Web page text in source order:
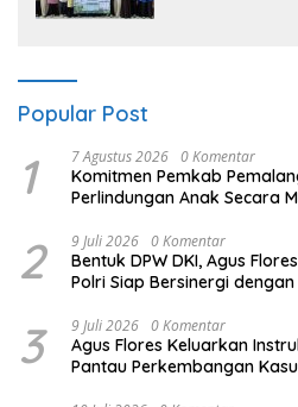
Popular Post
1 7 Agustus 2026 0 Komentar
Komitmen Pemkab
Perlindungan Anak Secara
2 9 Juli 2026 0 Komentar
Bentuk DPW DKI, Agus
Polri Siap Bersinergi
3 9 Juli 2026 0 Komentar
Agus Flores Keluarkan
Pantau Perkembangan